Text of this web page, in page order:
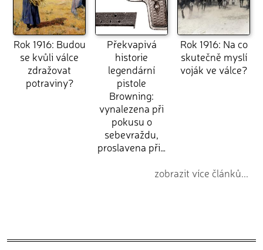
Rok 1916: Budou
se kvůli válce
zdražovat
potraviny?
Překvapivá
historie
legendární
pistole
Browning:
vynalezena při
pokusu o
sebevraždu,
proslavena při…
Rok 1916: Na co
skutečně myslí
voják ve válce?
zobrazit více článků...